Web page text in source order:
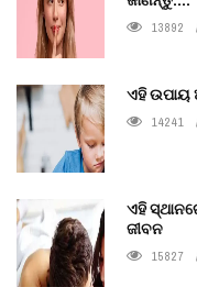
13892
ଏହି ଉପାୟ
14241
ଏହି
ଜୀବନ
15827